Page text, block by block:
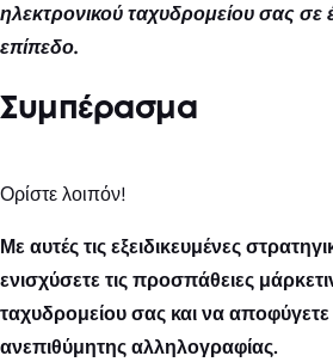
ηλεκτρονικού ταχυδρομείου σας σε
επίπεδο.
Συμπέρασμα
Ορίστε λοιπόν!
Με αυτές τις εξειδικευμένες
ενισχύσετε τις προσπάθειες
ταχυδρομείου σας και να αποφύγετε
ανεπιθύμητης αλληλογραφίας.